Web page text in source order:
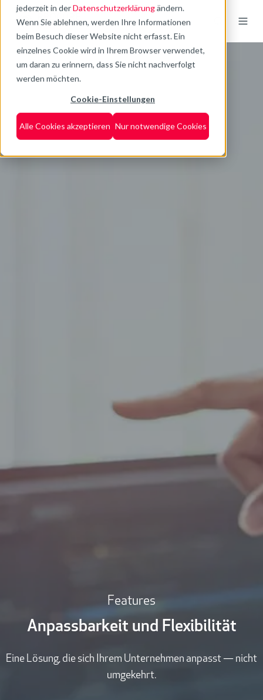
jederzeit in derDatenschutzerklärungändern.
Wenn Sie ablehnen, werden Ihre Informationen
beim Besuch dieser Website nicht erfasst. Ein
einzelnes Cookie wird in Ihrem Browser verwendet,
um daran zu erinnern, dass Sie nicht nachverfolgt
werden möchten.
Cookie-Einstellungen
Alle Cookies akzeptieren Nur notwendige Cookies
Features
Anpassbarkeit und Flexibilität
Eine Lösung, die sich Ihrem Unternehmen anpasst — nicht
umgekehrt.